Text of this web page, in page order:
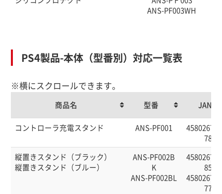
ANS-PF003WH
PS4製品-本体（型番別）対応一覧表
※横にスクロールできます。
商品名 型番
JAN
商品名
型番 JAN
コントローラ充電スタンド ANS-PF001
78
縦置きスタンド（ブラック）
縦置きスタンド（ブルー）
ANS-PF002B
K
ANS-PF002BL
85
77